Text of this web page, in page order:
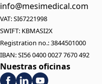
info@mesimedical.com
VAT: SI67221998
SWIFT: KBMASI2X
Registration no.: 3844501000
IBAN: SI56 0400 0027 7670 492
Nuestras oficinas